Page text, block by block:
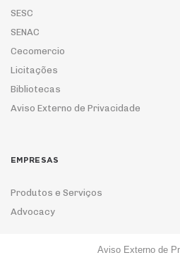
SESC
SENAC
Cecomercio
Licitações
Bibliotecas
Aviso Externo de Privacidade
EMPRESAS
Produtos e Serviços
Advocacy
Aviso Externo de